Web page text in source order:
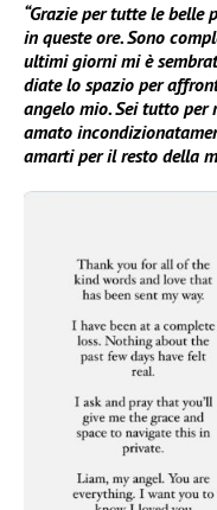
“Grazie per tutte le belle
in queste ore. Sono
ultimi giorni mi è
diate lo spazio per
angelo mio. Sei tutto per
amato
amarti per il resto della